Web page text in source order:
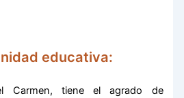
educativa:
Carmen, tiene el agrado de